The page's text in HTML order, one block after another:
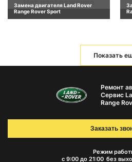
Замена двигателя Land Rover
Range Rover Sport
Показать
Ремонт
Сервис
Range
Режим
с 9:00 до 21:00 без
Заказать